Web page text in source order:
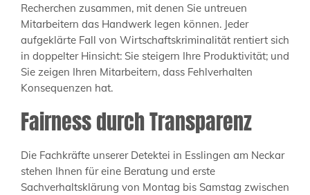
Recherchen zusammen, mit denen Sie untreuen
Mitarbeitern das Handwerk legen können. Jeder
aufgeklärte Fall von Wirtschaftskriminalität rentiert sich
in doppelter Hinsicht: Sie steigern Ihre Produktivität; und
Sie zeigen Ihren Mitarbeitern, dass Fehlverhalten
Konsequenzen hat.
Fairness durch Transparenz
Die Fachkräfte unserer Detektei in Esslingen am Neckar
stehen Ihnen für eine Beratung und erste
Sachverhaltsklärung von Montag bis Samstag zwischen